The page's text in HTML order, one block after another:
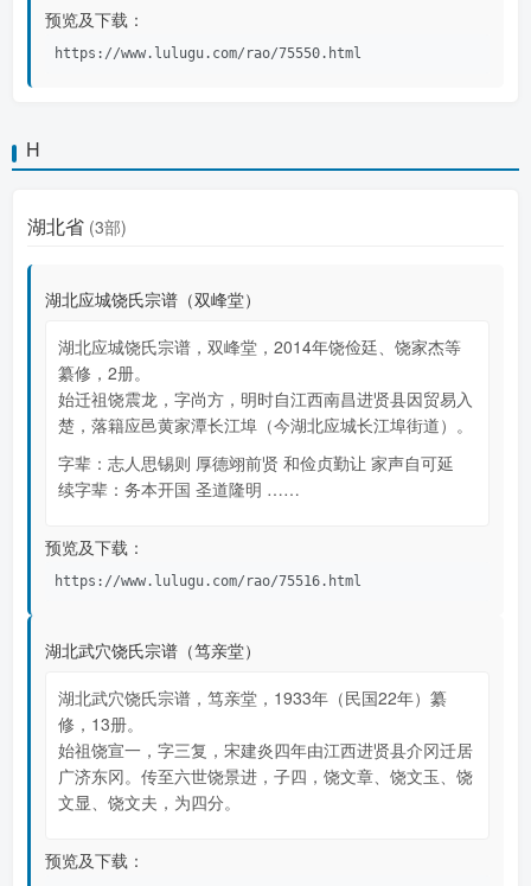
预览及下载：
https://www.lulugu.com/rao/75550.html
H
湖北省 (3部)
湖北应城饶氏宗谱（双峰堂）
湖北应城饶氏宗谱，双峰堂，2014年饶俭廷、饶家杰等
纂修，2册。
始迁祖饶震龙，字尚方，明时自江西南昌进贤县因贸易入
楚，落籍应邑黄家潭长江埠（今湖北应城长江埠街道）。
字辈：志人思锡则 厚德翊前贤 和俭贞勤让 家声自可延
续字辈：务本开国 圣道隆明 ……
预览及下载：
https://www.lulugu.com/rao/75516.html
湖北武穴饶氏宗谱（笃亲堂）
湖北武穴饶氏宗谱，笃亲堂，1933年（民国22年）纂
修，13册。
始祖饶宣一，字三复，宋建炎四年由江西进贤县介冈迁居
广济东冈。传至六世饶景进，子四，饶文章、饶文玉、饶
文显、饶文夫，为四分。
预览及下载：